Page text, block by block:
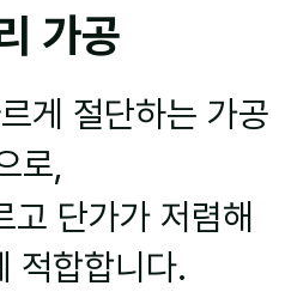
가공
게 절단하는 가공
로,
고 단가가 저렴해
적합합니다.